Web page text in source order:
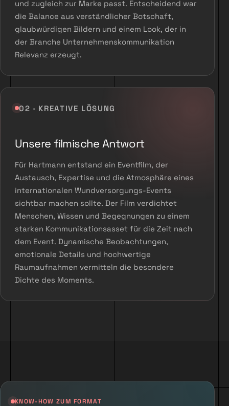
und zugleich zur Marke passt. Entscheidend war
die Balance aus verständlicher Botschaft,
glaubwürdigen Bildern und einem Look, der in
der Branche Unternehmenskommunikation
Relevanz erzeugt.
02 · KREATIVE LÖSUNG
Unsere filmische Antwort
Für Hartmann entstand ein Eventfilm, der
Austausch, Expertise und die Atmosphäre eines
internationalen Wundversorgungs-Events
sichtbar machen sollte. Der Film verdichtet
Menschen, Wissen und Begegnungen zu einem
starken Kommunikationsasset für die Zeit nach
dem Event. Dynamische Beobachtungen,
emotionale Details und hochwertige
Raumaufnahmen vermitteln die besondere
Dichte des Moments.
KNOW-HOW ZUM FORMAT